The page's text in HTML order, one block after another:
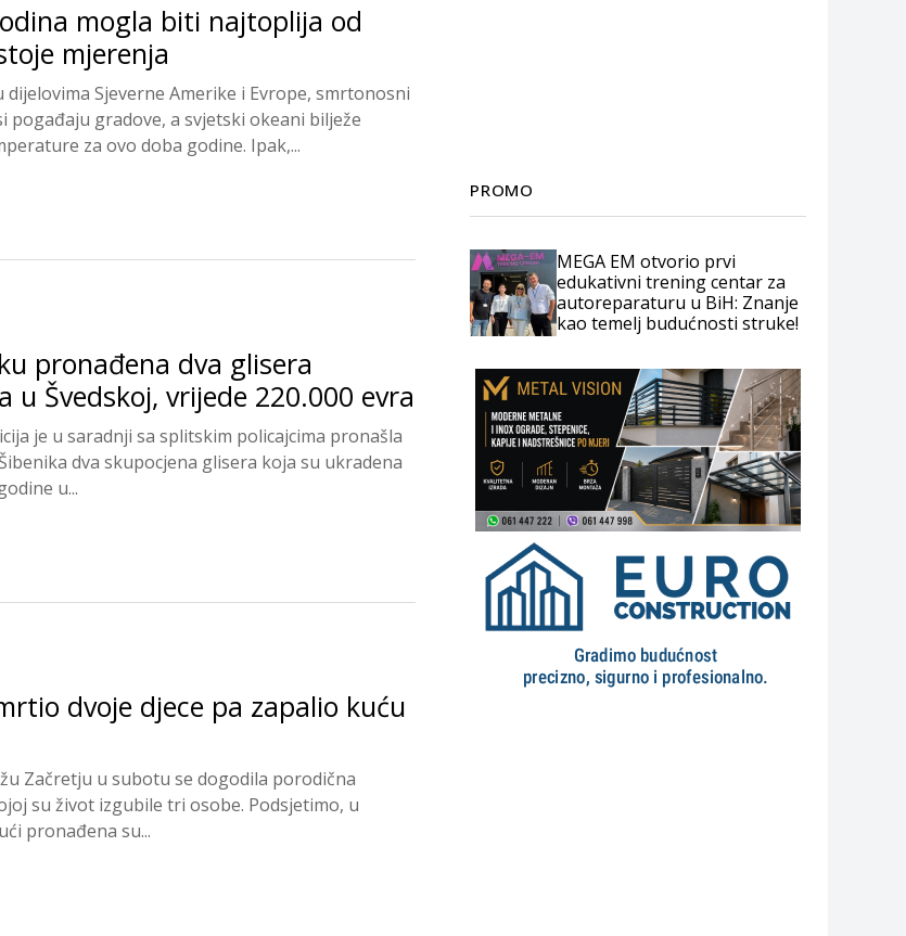
mogla biti najtoplija od
mjerenja
dijelovima Sjeverne Amerike i Evrope, smrtonosni
pogađaju gradove, a svjetski okeani bilježe
za ovo doba godine. Ipak,...
pronađena dva glisera
u Švedskoj, vrijede 220.000 evra
je u saradnji sa splitskim policajcima pronašla
dva skupocjena glisera koja su ukradena
u...
dvoje djece pa zapalio kuću
Začretju u subotu se dogodila porodična
su život izgubile tri osobe. Podsjetimo, u
pronađena su...
PROMO
MEGA EM otvorio prvi
edukativni trening centar za
autoreparaturu u BiH: Znanje
kao temelj budućnosti struke!